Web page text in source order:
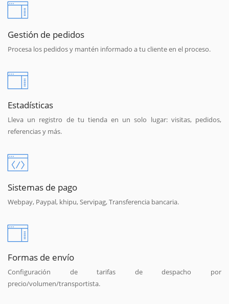
Gestión de pedidos
Procesa los pedidos y mantén informado a tu cliente en el proceso.
Estadísticas
Lleva un registro de tu tienda en un solo lugar: visitas, pedidos,
referencias y más.
Sistemas de pago
Webpay, Paypal, khipu, Servipag, Transferencia bancaria.
Formas de envío
Configuración de tarifas de despacho por
precio/volumen/transportista.